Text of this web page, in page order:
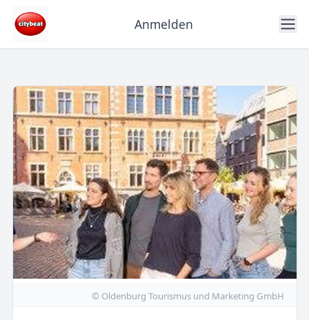
Anmelden
© Oldenburg Tourismus und Marketing GmbH